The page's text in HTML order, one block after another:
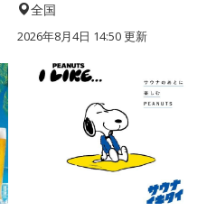
全国
2026年8月4日 14:50更新